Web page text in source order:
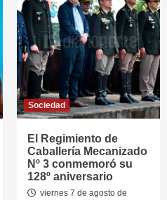
Sociedad
El Regimiento de
Caballería Mecanizado
Nº 3 conmemoró su
128º aniversario
viernes 7 de agosto de